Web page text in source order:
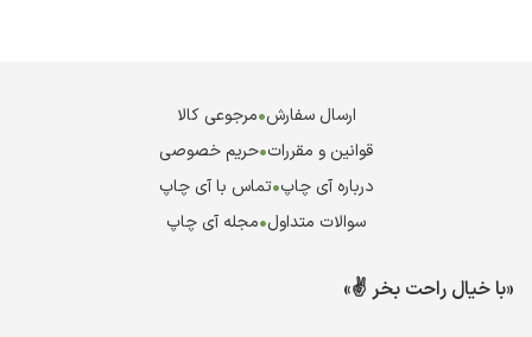
ارسال سفارش•مرجوعی کالا
قوانین و مقررات•حریم خصوصی
درباره آی چاپ•تماس با آی چاپ
سوالات متداول•مجله آی چاپ
«با خیال راحت بخر ✌️»